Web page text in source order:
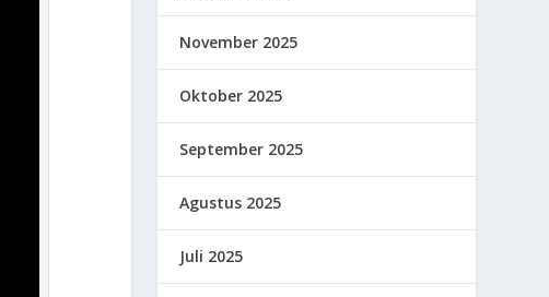
November 2025
Oktober 2025
September 2025
Agustus 2025
Juli 2025